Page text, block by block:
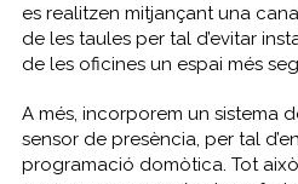
es realitzen mitjançant una
de les taules per tal d’evitar
de les oficines un espai més
A més, incorporem un sistema
sensor de presència, per tal
programació domòtica. Tot